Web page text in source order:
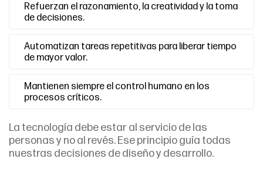
Refuerzan el razonamiento, la creatividad y la toma
de decisiones.
Automatizan tareas repetitivas para liberar tiempo
de mayor valor.
Mantienen siempre el control humano en los
procesos críticos.
La tecnología debe estar al servicio de las
personas y no al revés. Ese principio guía todas
nuestras decisiones de diseño y desarrollo.